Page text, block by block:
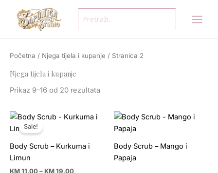
content
for:
Početna / Njega tijela i kupanje / Stranica 2
Njega tijela i kupanje
Prikaz 9–16 od 20 rezultata
Sale!
Body Scrub – Kurkuma i
Limun
KM11.00– KM19.00
Price
KM 19.00
Body Scrub – Mango i
Papaja